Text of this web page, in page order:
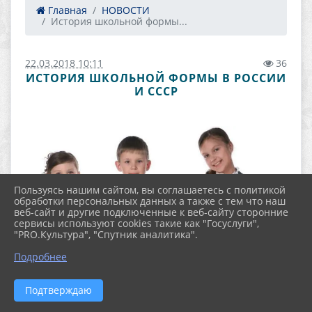
Главная
НОВОСТИ
История школьной формы...
22.03.2018 10:11 36
ИСТОРИЯ ШКОЛЬНОЙ ФОРМЫ В РОССИИ
И СССР
Пользуясь нашим сайтом, вы соглашаетесь с политикой
обработки персональных данных а также с тем что наш
веб-сайт и другие подключенные к веб-сайту сторонние
сервисы используют cookies такие как "Госуслуги",
"PRO.Культура", "Спутник аналитика".
Подробнее
Подтверждаю